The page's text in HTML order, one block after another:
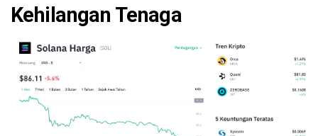
Kehilangan Tenaga